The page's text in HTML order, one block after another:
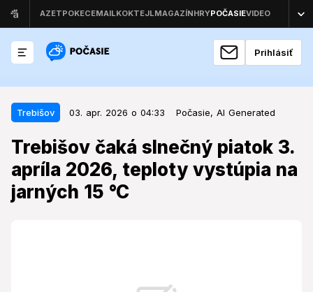
Prihlásiť
Trebišov 03. apr. 2026 o 04:33 Počasie, AI Generated
Trebišov čaká slnečný piatok 3.
apríla 2026, teploty vystúpia na
jarných 15 °C
Trebišov 03. apr. 2026 o 04:33
Trebišov čaká slnečný piatok 3.
apríla 2026, teploty vystúpia na
jarných 15 °C